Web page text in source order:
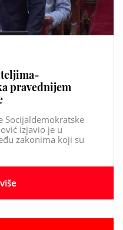
pravednijem
Socijaldemokratske
izjavio je u
zakonima koji su